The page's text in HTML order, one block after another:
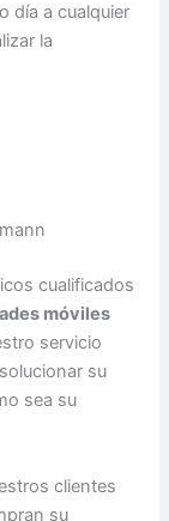
día a cualquier
la
cualificados
móviles
servicio
su
sea su
clientes
su